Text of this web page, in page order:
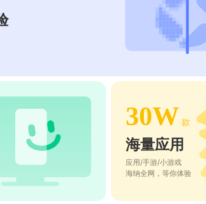
30W 款
海量应用
应用/手游/小游戏
海纳全网，等你体验